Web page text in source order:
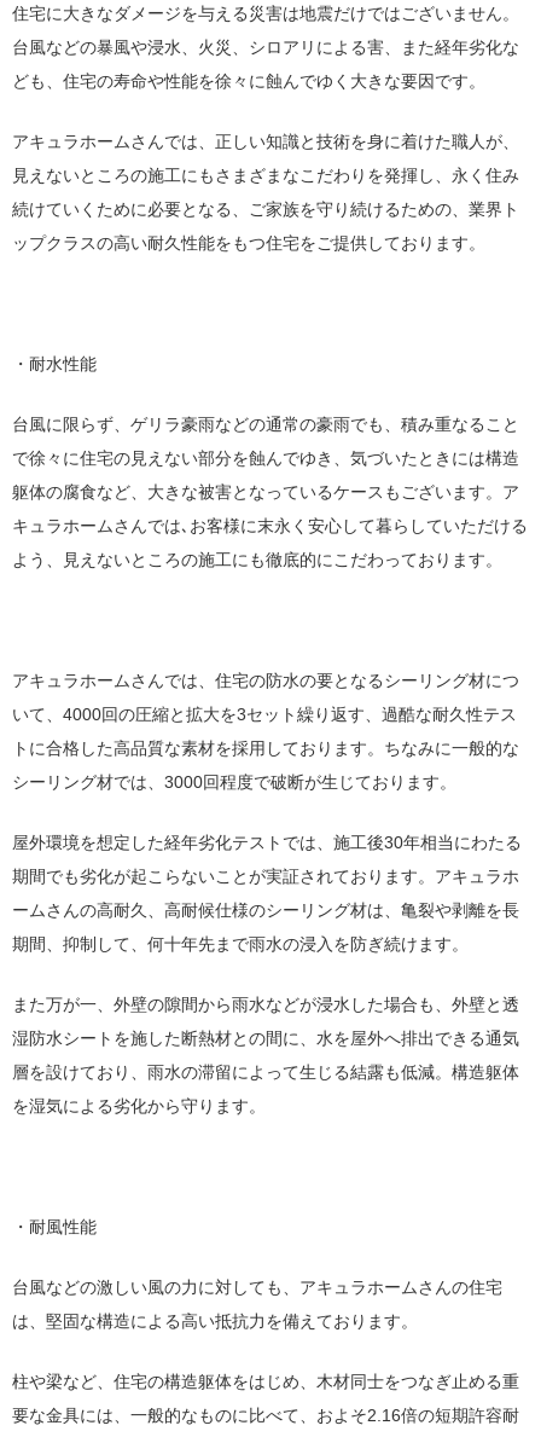
住宅に大きなダメージを与える災害は地震だけではございません。
台風などの暴風や浸水、火災、シロアリによる害、また経年劣化な
ども、住宅の寿命や性能を徐々に蝕んでゆく大きな要因です。
アキュラホームさんでは、正しい知識と技術を身に着けた職人が、
見えないところの施工にもさまざまなこだわりを発揮し、永く住み
続けていくために必要となる、ご家族を守り続けるための、業界ト
ップクラスの高い耐久性能をもつ住宅をご提供しております。
・耐水性能
台風に限らず、ゲリラ豪雨などの通常の豪雨でも、積み重なること
で徐々に住宅の見えない部分を蝕んでゆき、気づいたときには構造
躯体の腐食など、大きな被害となっているケースもございます。ア
キュラホームさんでは､お客様に末永く安心して暮らしていただける
よう、見えないところの施工にも徹底的にこだわっております。
アキュラホームさんでは、住宅の防水の要となるシーリング材につ
いて、4000回の圧縮と拡大を3セット繰り返す、過酷な耐久性テス
トに合格した高品質な素材を採用しております。ちなみに一般的な
シーリング材では、3000回程度で破断が生じております。
屋外環境を想定した経年劣化テストでは、施工後30年相当にわたる
期間でも劣化が起こらないことが実証されております。アキュラホ
ームさんの高耐久、高耐候仕様のシーリング材は、亀裂や剥離を長
期間、抑制して、何十年先まで雨水の浸入を防ぎ続けます。
また万が一、外壁の隙間から雨水などが浸水した場合も、外壁と透
湿防水シートを施した断熱材との間に、水を屋外へ排出できる通気
層を設けており、雨水の滞留によって生じる結露も低減。構造躯体
を湿気による劣化から守ります。
・耐風性能
台風などの激しい風の力に対しても、アキュラホームさんの住宅
は、堅固な構造による高い抵抗力を備えております。
柱や梁など、住宅の構造躯体をはじめ、木材同士をつなぎ止める重
要な金具には、一般的なものに比べて、およそ2.16倍の短期許容耐